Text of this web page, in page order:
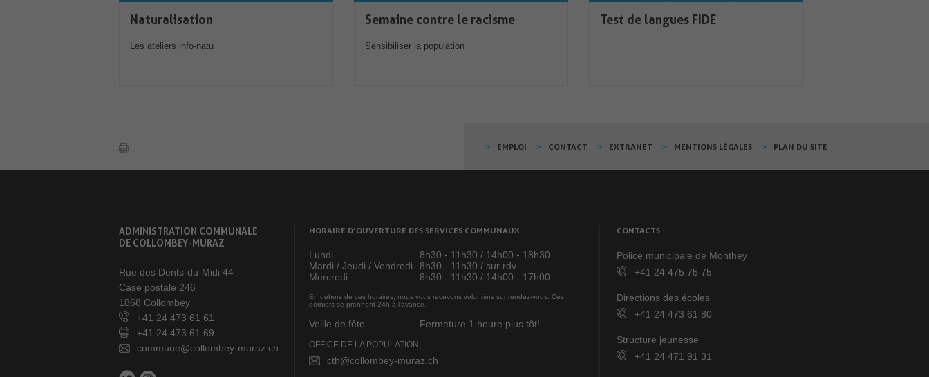
Naturalisation
Les ateliers info-natu
Semaine contre le racisme
Sensibiliser la population
Test de langues FIDE
EMPLOI CONTACT EXTRANET MENTIONS LÉGALES PLAN DU SITE
ADMINISTRATION COMMUNALE
DE COLLOMBEY-MURAZ
Rue des Dents-du-Midi 44
Case postale 246
1868 Collombey
+41 24 473 61 61
+41 24 473 61 69
commune@collombey-muraz.ch
HORAIRE D’OUVERTURE DES SERVICES COMMUNAUX
Lundi
8h30 - 11h30 / 14h00 - 18h30
Mardi / Jeudi / Vendredi
8h30 - 11h30 / sur rdv
Mercredi
8h30 - 11h30 / 14h00 - 17h00
En dehors de ces horaires, nous vous recevons volontiers sur rendez-vous. Ces
derniers se prennent 24h à l’avance.
Veille de fête Fermeture 1 heure plus tôt!
OFFICE DE LA POPULATION
cth@collombey-muraz.ch
CONTACTS
Police municipale de Monthey
+41 24 475 75 75
Directions des écoles
+41 24 473 61 80
Structure jeunesse
+41 24 471 91 31